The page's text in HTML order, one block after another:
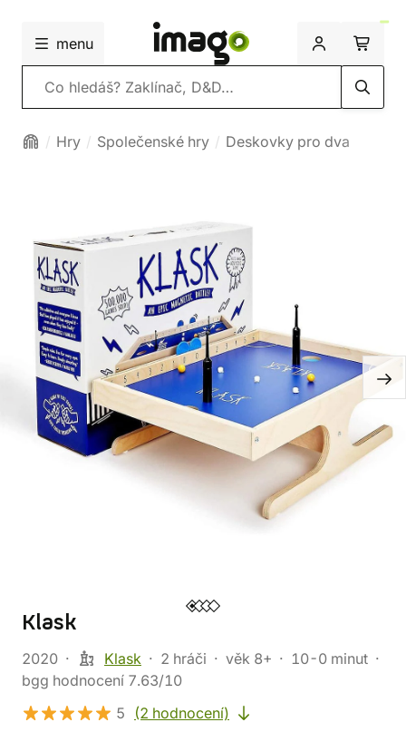
menu
Vyhledávání
Hry Společenské hry Deskovky pro dva
Klask
2020 Klask 2 hráči věk 8+
10-0 minut
bgg hodnocení 7.63/10
5
(2 hodnocení)